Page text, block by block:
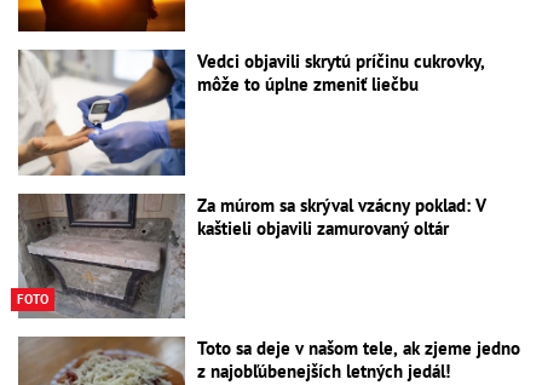
Vedci objavili skrytú príčinu cukrovky,
môže to úplne zmeniť liečbu
FOTO
Za múrom sa skrýval vzácny poklad: V
kaštieli objavili zamurovaný oltár
Toto sa deje v našom tele, ak zjeme jedno
z najobľúbenejších letných jedál!